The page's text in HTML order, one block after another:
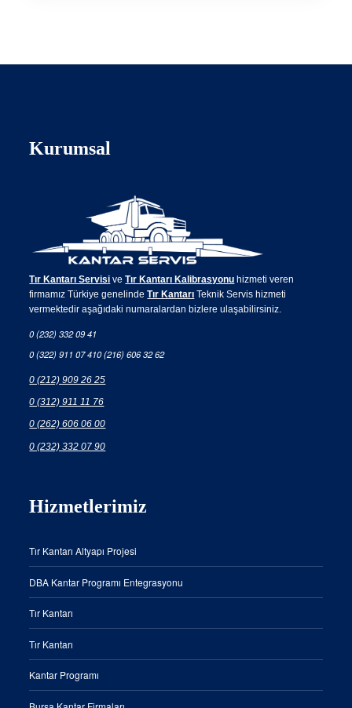
Kurumsal
Tır Kantarı Servisi veTır Kantarı Kalibrasyonu hizmeti veren
firmamız Türkiye genelindeTır Kantarı Teknik Servis hizmeti
vermektedir aşağıdaki numaralardan bizlere ulaşabilirsiniz.
0 (232) 332 09 41
0 (322) 911 07 410 (216) 606 32 62
0 (212) 909 26 25
0 (312) 911 11 76
0 (262) 606 06 00
0 (232) 332 07 90
Hizmetlerimiz
Tır Kantarı Altyapı Projesi
DBA Kantar Programı Entegrasyonu
Tır Kantarı
Tır Kantarı
Kantar Programı